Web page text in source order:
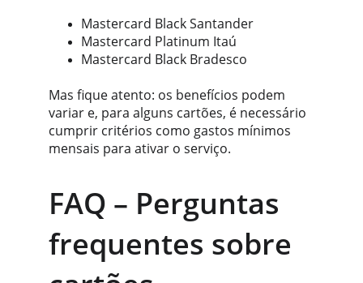
Mastercard Black Santander
Mastercard Platinum Itaú
Mastercard Black Bradesco
Mas fique atento: os benefícios podem
variar e, para alguns cartões, é necessário
cumprir critérios como gastos mínimos
mensais para ativar o serviço.
FAQ – Perguntas
frequentes sobre